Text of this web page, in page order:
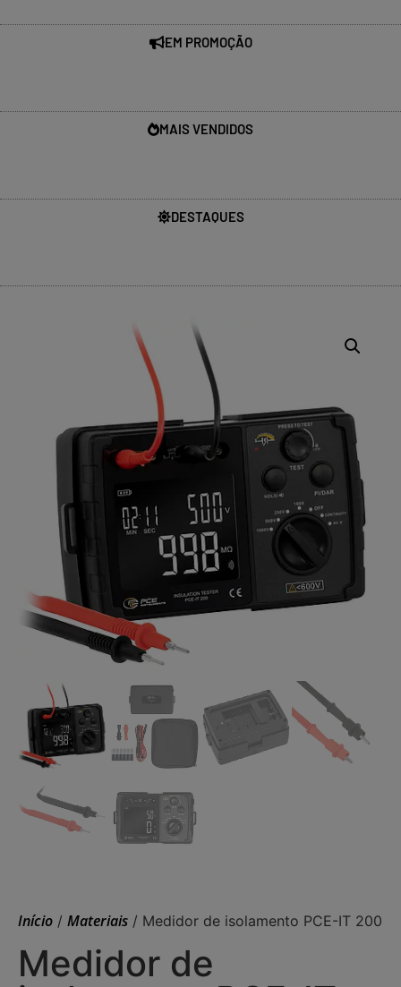
EM PROMOÇÃO
MAIS VENDIDOS
DESTAQUES
Início / Materiais / Medidor de isolamento PCE-IT 200
Medidor de